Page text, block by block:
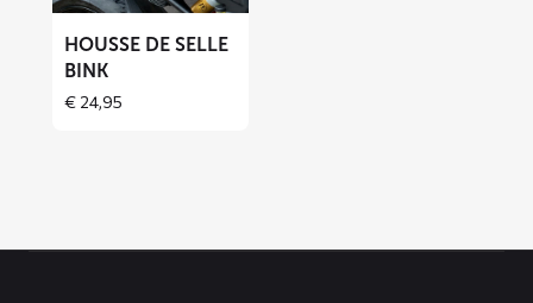
selle
BINK
HOUSSE DE SELLE
BINK
€ 24,95